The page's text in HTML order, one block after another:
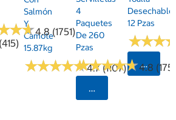
Postal
★★
★★4.8 (1751)
Salmón
Y
Camote
15.87kg
★★★★★
★★★★★4.7 (1107)
4
Paquetes
De 260
Pzas
★★★★★
★★★★★4.8 (175)
Seleccionar
Desechable
12 Pzas
★★★
★★★